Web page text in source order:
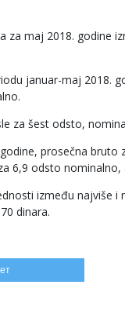
za maj 2018. godine
januar-maj 2018.
za šest odsto,
prosečna
6,9 odsto
između najviše
dinara.